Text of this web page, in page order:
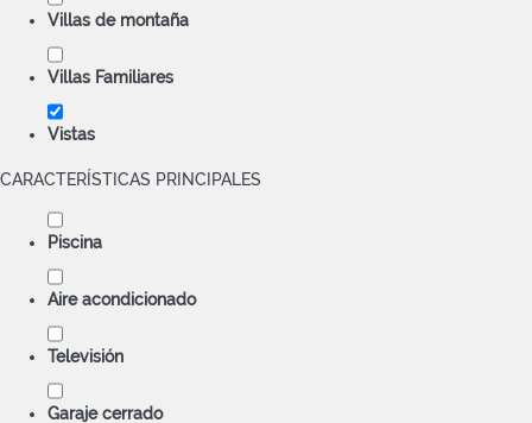
Villas de montaña
Villas Familiares
Vistas
CARACTERÍSTICAS PRINCIPALES
Piscina
Aire acondicionado
Televisión
Garaje cerrado